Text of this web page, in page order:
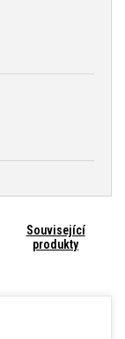
Související
produkty